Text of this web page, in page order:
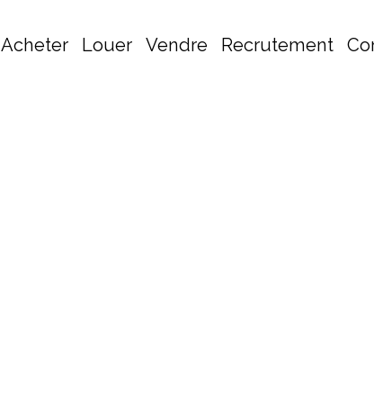
Acheter Louer Vendre Recrutement